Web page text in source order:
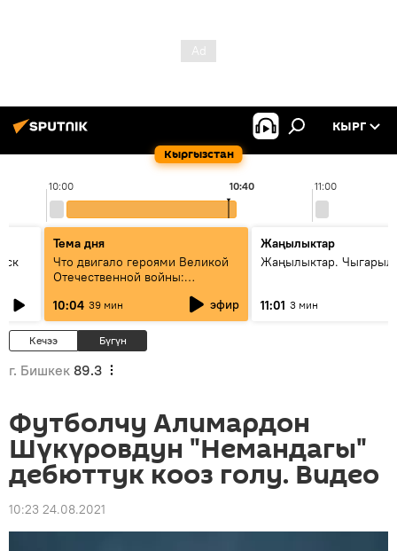
Кыргызстан
КЫРГ
10:00 11:00
10:40
Тема дня
Что двигало героями Великой
Отечественной войны:
Тулебердиева
10:04 39 мин эфир
Жаңылыктар
Жаңылыктар.
11:01 3 мин
Кечээ Бүгүн
г. Бишкек 89.3
Футболчу Алимардон
Шүкүровдун "Немандагы"
дебюттук кооз голу. Видео
10:23 24.08.2021